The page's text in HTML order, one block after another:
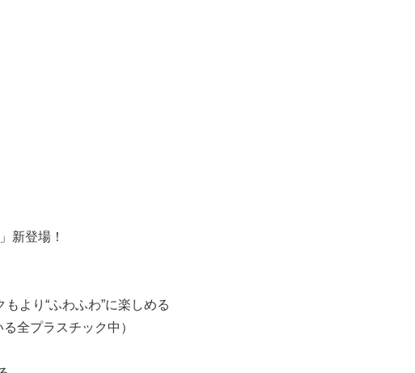
新登場！
より“ふわふわ”に楽しめる
全プラスチック中）